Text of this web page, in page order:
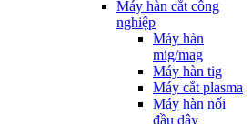
Máy hàn cắt công
nghiệp
Máy hàn
mig/mag
Máy hàn tig
Máy cắt plasma
Máy hàn nối
đầu dây